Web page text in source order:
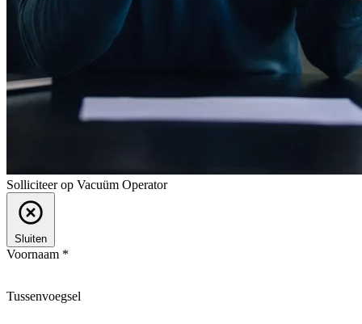
Solliciteer op Vacuüm Operator
Sluiten
Voornaam *
Tussenvoegsel